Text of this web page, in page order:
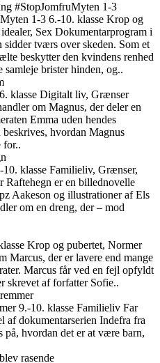
#StopJomfruMyten 1-3
1-3 6.-10. klasse Krop og
Sex Dokumentarprogram i
sidder tværs over skeden. Som et
beskytter den kvindens renhed
samleje brister hinden, og..
klasse Digitalt liv, Grænser
om Magnus, der deler en
Emma uden hendes
hvordan Magnus
for..
10. klasse Familieliv, Grænser,
Raftehegn er en billednovelle
Aakeson og illustrationer af Els
om en dreng, der – mod
Krop og pubertet, Normer
Marcus, der er lavere end mange
Marcus får ved en fejl opfyldt
skrevet af forfatter Sofie..
9.-10. klasse Familieliv Far
af dokumentarserien Indefra fra
hvordan det er at være barn,
rasende